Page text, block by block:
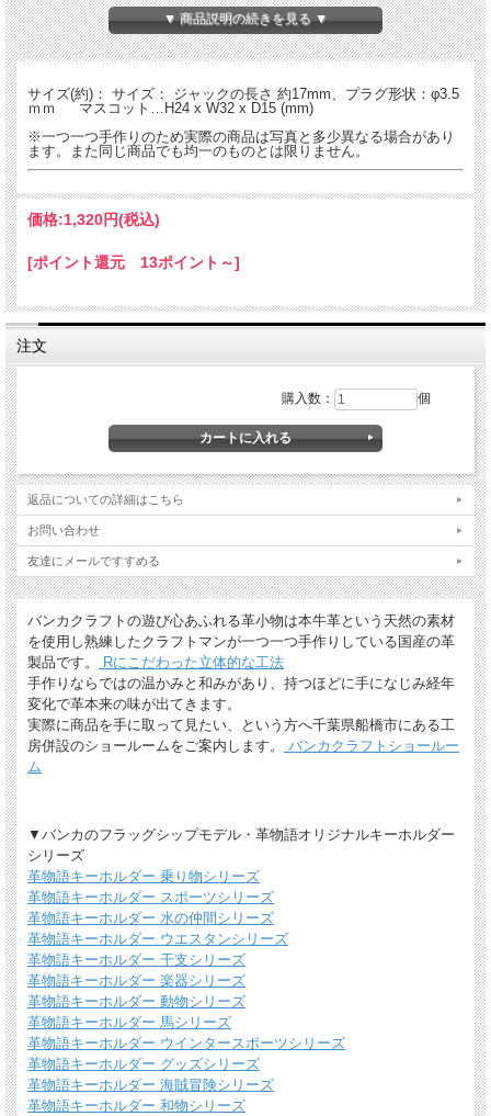
２０種のレザーアクセサリー - ス
マホネコちゃん
名入れについて
全商品無料で焼きペンで名入れいたします。
（注意！）
・漢字不可、ひらがな・カタカナ・英数字で6文字まで
・メガネ小物スタンドのみ15文字まで
・ご注文後の名入れの追加・変更、また返品は不可
＊ 詳しくはこちらから
手描きで革を焦がしながら名入れをするため文字は均一なものにならず、焦げた部
分は少し凹凸ができます。あなただけの革小物に。
ギフトラッピングについて
全商品無料で簡易ラッピングの上お送りしております。
大切な贈り物の場合は革のチャームやリボンが付いた有料のラッピングも承ってお
ります。
※ 写真は一例です。ラッピング材等は予告なく変更となる場合があります。
＊詳しくはこちらから
▼ 商品説明の続きを見る ▼
サイズ(約)： サイズ： ジャックの長さ 約17mm、プラグ形状：φ3.5
ｍｍ マスコット…H24 x W32 x D15 (mm)
※一つ一つ手作りのため実際の商品は写真と多少異なる場合があり
ます。また同じ商品でも均一のものとは限りません。
価格:1,320円(税込)
[ポイント還元 13ポイント～]
注文
購入数： 個
返品についての詳細はこちら
お問い合わせ
友達にメールですすめる
バンカクラフトの遊び心あふれる革小物は本牛革という天然の素材
を使用し熟練したクラフトマンが一つ一つ手作りしている国産の革
製品です。
Rにこだわった立体的な工法
手作りならではの温かみと和みがあり、持つほどに手になじみ経年
変化で革本来の味が出てきます。
実際に商品を手に取って見たい、という方へ千葉県船橋市にある工
房併設のショールームをご案内します。
バンカクラフトショールー
ム
▼バンカのフラッグシップモデル・革物語オリジナルキーホルダー
シリーズ
革物語キーホルダー 乗り物シリーズ
革物語キーホルダー スポーツシリーズ
革物語キーホルダー 水の仲間シリーズ
革物語キーホルダー ウエスタンシリーズ
革物語キーホルダー 干支シリーズ
革物語キーホルダー 楽器シリーズ
革物語キーホルダー 動物シリーズ
革物語キーホルダー 馬シリーズ
革物語キーホルダー ウインタースポーツシリーズ
革物語キーホルダー グッズシリーズ
革物語キーホルダー 海賊冒険シリーズ
革物語キーホルダー 和物シリーズ